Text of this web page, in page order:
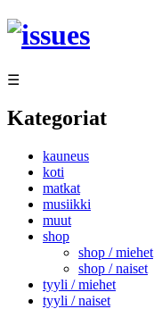
Siirry
sisältöön
☰
Kategoriat
kauneus
koti
matkat
musiikki
muut
shop
shop / miehet
shop / naiset
tyyli / miehet
tyyli / naiset